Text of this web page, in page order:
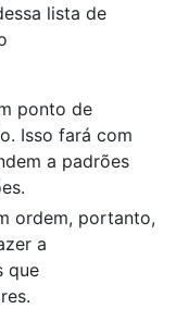
lista de
ponto de
Isso fará com
a padrões
ordem, portanto,
a
que